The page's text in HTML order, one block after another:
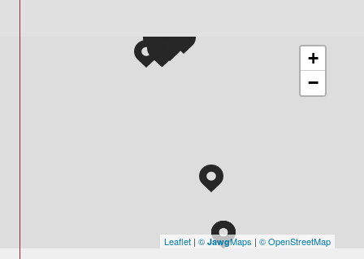
+
−
Leaflet | © JawgMaps | © OpenStreetMap